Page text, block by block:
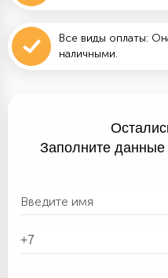
Все виды оплаты:
наличными.
Заполните